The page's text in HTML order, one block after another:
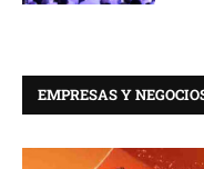
EMPRESAS Y